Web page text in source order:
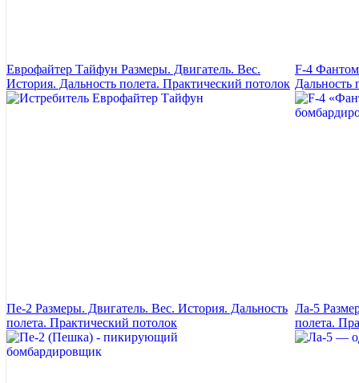
Еврофайтер Тайфун Размеры. Двигатель. Вес.
История. Дальность полета. Практический потолок
F-4
Дальность
Пе-2 Размеры. Двигатель. Вес. История. Дальность
полета. Практический потолок
Ла-5
полета.